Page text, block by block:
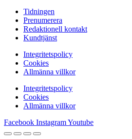
Tidningen
Prenumerera
Redaktionell kontakt
Kundtjänst
Integritetspolicy
Cookies
Allmänna villkor
Integritetspolicy
Cookies
Allmänna villkor
Facebook InstagramYoutube